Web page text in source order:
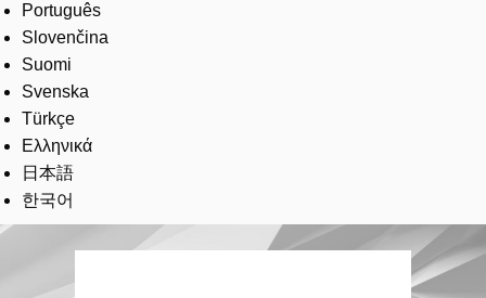
Português
Slovenčina
Suomi
Svenska
Türkçe
Ελληνικά
日本語
한국어